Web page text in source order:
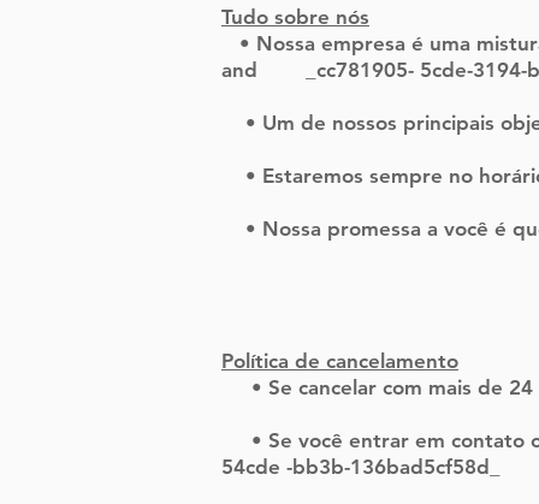
Tudo sobre nós
• Nossa empresa é uma
and _cc781905- 5cde-3194-
• Um de nossos principais
• Estaremos sempre no
• Nossa promessa a você é
Política de cancelamento
• Se cancelar com mais de
• Se você entrar em contato
54cde -bb3b-136bad5cf58d_